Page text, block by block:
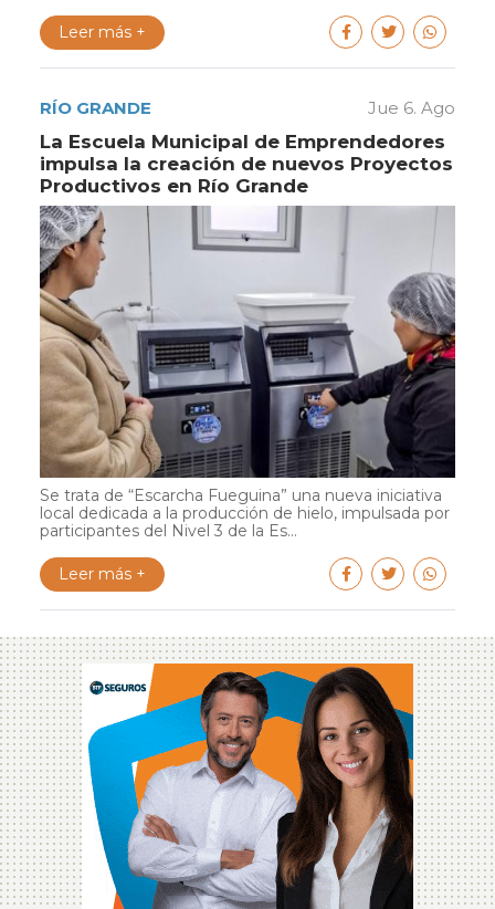
Leer más +
RÍO GRANDE Jue 6. Ago
La Escuela Municipal de Emprendedores
impulsa la creación de nuevos Proyectos
Productivos en Río Grande
Se trata de “Escarcha Fueguina” una nueva iniciativa
local dedicada a la producción de hielo, impulsada por
participantes del Nivel 3 de la Es...
Leer más +